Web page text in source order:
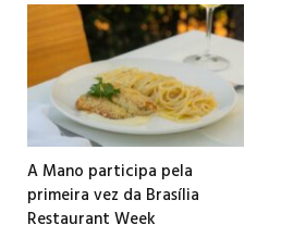
A Mano participa pela
primeira vez da Brasília
Restaurant Week